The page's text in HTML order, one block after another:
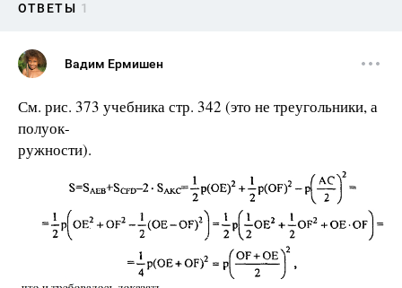
ОТВЕТЫ 1
Вадим Ермишен
См. рис. 373 учебника стр. 342 (это не треугольники, а
полуок-
ружности).